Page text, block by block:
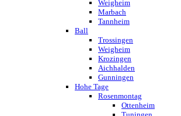
Weigheim
Marbach
Tannheim
Ball
Trossingen
Weigheim
Krozingen
Aichhalden
Gunningen
Hohe Tage
Rosenmontag
Ottenheim